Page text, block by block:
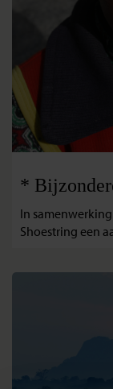
*
In
Shoestring een